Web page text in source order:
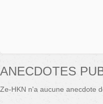
ANECDOTES
Ze-HKN n'a aucune anecdote